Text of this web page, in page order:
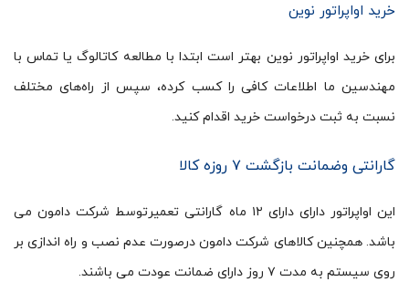
خرید اواپراتور نوین
برای خرید اواپراتور نوین بهتر است ابتدا با مطالعه کاتالوگ یا تماس با
مهندسین ما اطلاعات کافی را کسب کرده، سپس از راه‌های مختلف
نسبت به ثبت درخواست خرید اقدام کنید.
گارانتی وضمانت بازگشت ۷ روزه کالا
این اواپراتور دارای دارای ۱۲ ماه گارانتی تعمیرتوسط شرکت دامون می
باشد. همچنین کالاهای شرکت دامون درصورت عدم نصب و راه اندازی بر
روی سیستم به مدت ۷ روز دارای ضمانت عودت می باشند.